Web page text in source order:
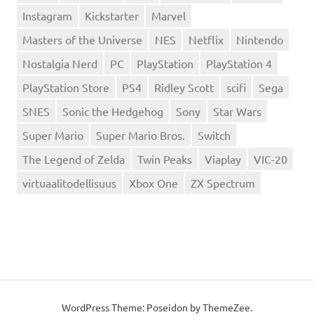
Instagram
Kickstarter
Marvel
Masters of the Universe
NES Netflix
Nintendo
Nostalgia Nerd
PC PlayStation
PlayStation 4
PlayStation Store
PS4 Ridley Scott scifi
Sega
SNES
Sonic the Hedgehog Sony
Star Wars
Super Mario
Super Mario Bros.
Switch
The Legend of Zelda
Twin Peaks Viaplay
VIC-20
virtuaalitodellisuus
Xbox One ZX Spectrum
WordPress Theme: Poseidon byThemeZee.